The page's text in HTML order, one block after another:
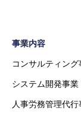
事業内容
コンサルティング
システム開発事業
人事労務管理代行